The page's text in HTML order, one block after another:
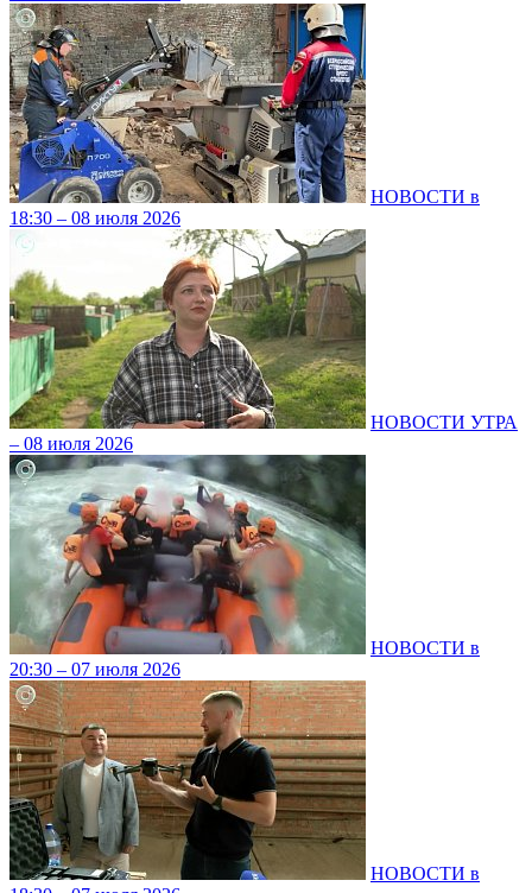
НОВОСТИ в
18:30 – 08 июля 2026
НОВОСТИ УТРА
– 08 июля 2026
НОВОСТИ в
20:30 – 07 июля 2026
НОВОСТИ в